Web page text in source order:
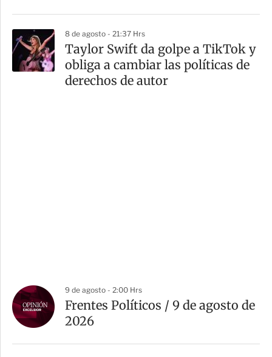
8 de agosto - 21:37 Hrs
Taylor Swift da golpe a TikTok y
obliga a cambiar las políticas de
derechos de autor
9 de agosto - 2:00 Hrs
Frentes Políticos / 9 de agosto de
2026